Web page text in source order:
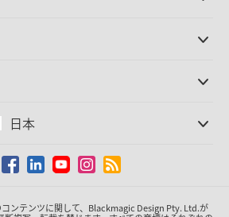
ング
日本
択
ンテンツに関して、Blackmagic Design Pty. Ltd.が